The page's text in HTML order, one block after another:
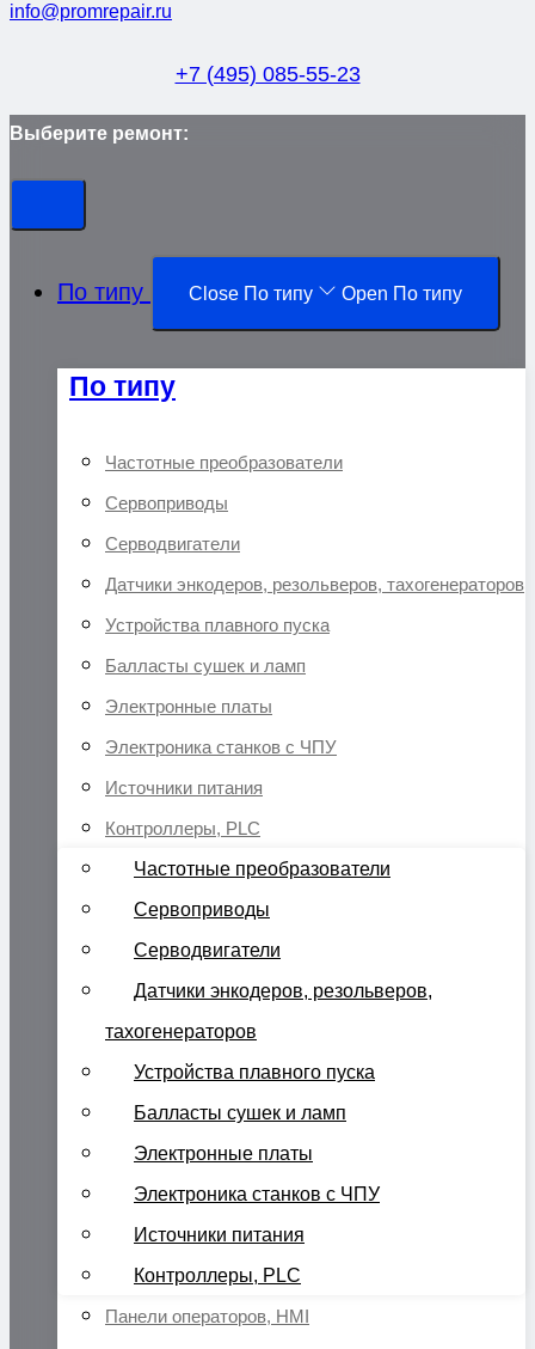
info@promrepair.ru
+7 (495) 085-55-23
Выберите ремонт:
По типу Close По типу Open По типу
По типу
Частотные преобразователи
Сервоприводы
Серводвигатели
Датчики энкодеров, резольверов, тахогенераторов
Устройства плавного пуска
Балласты сушек и ламп
Электронные платы
Электроника станков с ЧПУ
Источники питания
Контроллеры, PLC
Частотные преобразователи
Сервоприводы
Серводвигатели
Датчики энкодеров, резольверов,
тахогенераторов
Устройства плавного пуска
Балласты сушек и ламп
Электронные платы
Электроника станков с ЧПУ
Источники питания
Контроллеры, PLC
Панели операторов, HMI